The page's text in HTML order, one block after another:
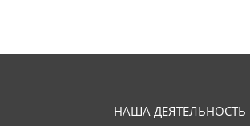
НАША ДЕЯТЕЛЬНОСТЬ